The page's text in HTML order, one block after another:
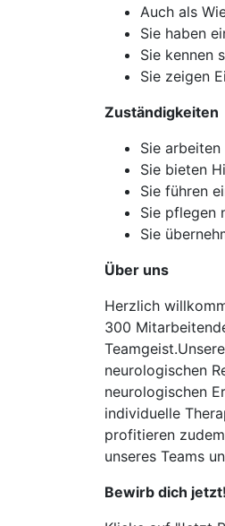
Auch als
Sie haben
Sie kennen
Sie zeigen
Zuständigkeiten
Sie
Sie bieten
Sie führen
Sie pflegen
Sie
Über uns
Herzlich
300
neurologischen
neurologischen
individuelle
profitieren
unseres Teams
Bewirb dich jetzt!